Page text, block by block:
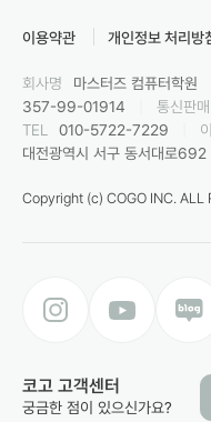
이용약관 개인정보 처리방
회사명 마스터즈 컴퓨터학원
357-99-01914
통신판
TEL
010-5722-7229
대전광역시 서구 동서대로
Copyright (c) COGO INC. ALL
코고 고객센터
궁금한 점이 있으신가요?